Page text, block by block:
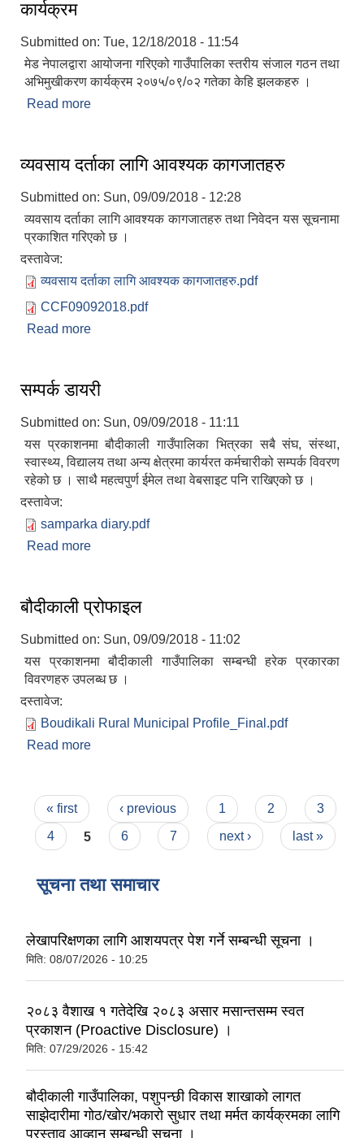
कार्यक्रम
Submitted on: Tue, 12/18/2018 - 11:54
मेड नेपालद्वारा आयोजना गरिएको गाउँपालिका स्तरीय संजाल गठन तथा
अभिमुखीकरण कार्यक्रम २०७५/०९/०२ गतेका केहि झलकहरु ।
Read more
व्यवसाय दर्ताका लागि आवश्यक कागजातहरु
Submitted on: Sun, 09/09/2018 - 12:28
व्यवसाय दर्ताका लागि आवश्यक कागजातहरु तथा निवेदन यस सूचनामा
प्रकाशित गरिएको छ ।
दस्तावेज:
व्यवसाय दर्ताका लागि आवश्यक कागजातहरु.pdf
CCF09092018.pdf
Read more
सम्पर्क डायरी
Submitted on: Sun, 09/09/2018 - 11:11
यस प्रकाशनमा बौदीकाली गाउँपालिका भित्रका सबै संघ, संस्था,
स्वास्थ्य, विद्यालय तथा अन्य क्षेत्रमा कार्यरत कर्मचारीको सम्पर्क विवरण
रहेको छ । साथै महत्वपुर्ण ईमेल तथा वेबसाइट पनि राखिएको छ ।
दस्तावेज:
samparka diary.pdf
Read more
बौदीकाली प्रोफाइल
Submitted on: Sun, 09/09/2018 - 11:02
यस प्रकाशनमा बौदीकाली गाउँपालिका सम्बन्धी हरेक प्रकारका
विवरणहरु उपलब्ध छ ।
दस्तावेज:
Boudikali Rural Municipal Profile_Final.pdf
Read more
Pages
« first ‹ previous 1 2
3
4
5 6 7 next › last »
सूचना तथा समाचार
लेखापरिक्षणका लागि आशयपत्र पेश गर्ने सम्बन्धी सूचना ।
मिति: 08/07/2026 - 10:25
२०८३ वैशाख १ गतेदेखि २०८३ असार मसान्तसम्म स्वत
प्रकाशन (Proactive Disclosure) ।
मिति: 07/29/2026 - 15:42
बौदीकाली गाउँपालिका, पशुपन्छी विकास शाखाको लागत
साझेदारीमा गोठ/खोर/भकारो सुधार तथा मर्मत कार्यक्रमका लागि
प्रस्ताव आव्हान सम्बन्धी सूचना ।